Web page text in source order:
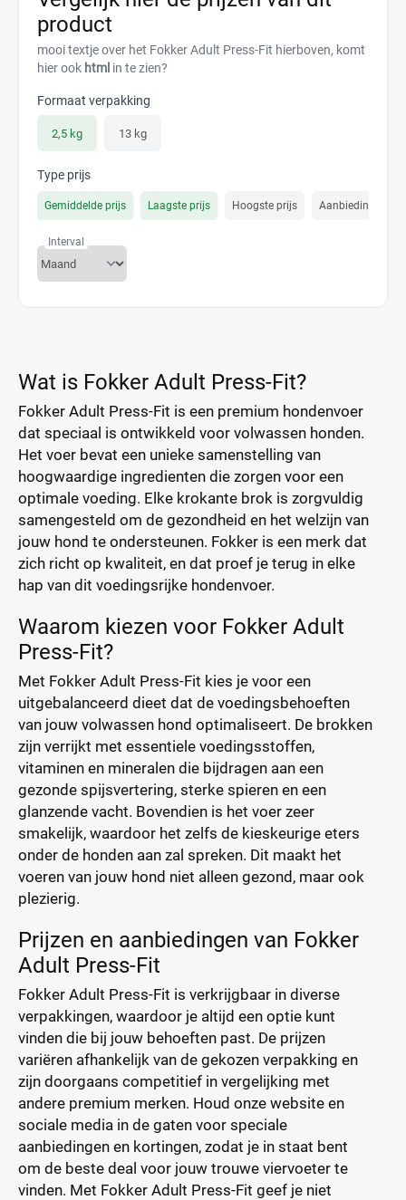
product
mooi textje over het Fokker Adult Press-Fit hierboven, komt
hier ook html in te zien?
Formaat verpakking
2,5 kg 13 kg
Type prijs
Gemiddelde prijs Laagste prijs Hoogste prijs Aanbiedings prijs
Interval
Wat is Fokker Adult Press-Fit?
Fokker Adult Press-Fit is een premium hondenvoer
dat speciaal is ontwikkeld voor volwassen honden.
Het voer bevat een unieke samenstelling van
hoogwaardige ingredienten die zorgen voor een
optimale voeding. Elke krokante brok is zorgvuldig
samengesteld om de gezondheid en het welzijn van
jouw hond te ondersteunen. Fokker is een merk dat
zich richt op kwaliteit, en dat proef je terug in elke
hap van dit voedingsrijke hondenvoer.
Waarom kiezen voor Fokker Adult
Press-Fit?
Met Fokker Adult Press-Fit kies je voor een
uitgebalanceerd dieet dat de voedingsbehoeften
van jouw volwassen hond optimaliseert. De brokken
zijn verrijkt met essentiele voedingsstoffen,
vitaminen en mineralen die bijdragen aan een
gezonde spijsvertering, sterke spieren en een
glanzende vacht. Bovendien is het voer zeer
smakelijk, waardoor het zelfs de kieskeurige eters
onder de honden aan zal spreken. Dit maakt het
voeren van jouw hond niet alleen gezond, maar ook
plezierig.
Prijzen en aanbiedingen van Fokker
Adult Press-Fit
Fokker Adult Press-Fit is verkrijgbaar in diverse
verpakkingen, waardoor je altijd een optie kunt
vinden die bij jouw behoeften past. De prijzen
variëren afhankelijk van de gekozen verpakking en
zijn doorgaans competitief in vergelijking met
andere premium merken. Houd onze website en
sociale media in de gaten voor speciale
aanbiedingen en kortingen, zodat je in staat bent
om de beste deal voor jouw trouwe viervoeter te
vinden. Met Fokker Adult Press-Fit geef je niet